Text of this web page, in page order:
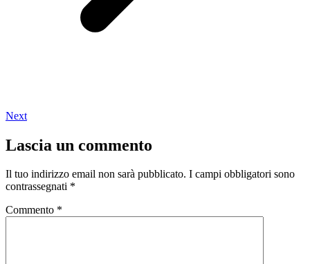
Next
Lascia un commento
Il tuo indirizzo email non sarà pubblicato. I campi obbligatori sono
contrassegnati *
Commento *